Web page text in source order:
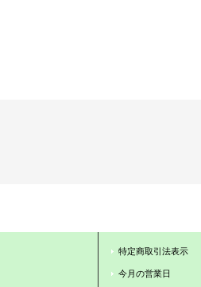
特定商取引法表示
今月の営業日